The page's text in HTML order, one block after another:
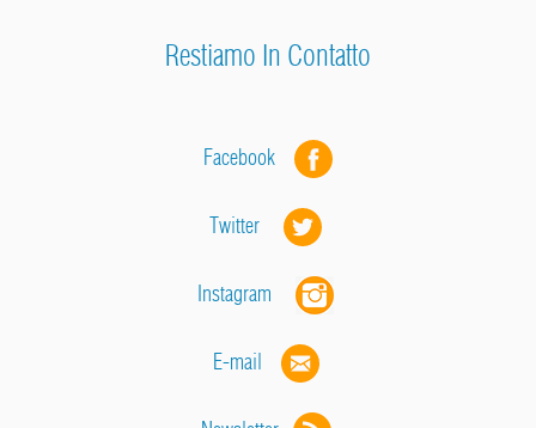
Restiamo In Contatto
Facebook
Twitter
Instagram
E-mail